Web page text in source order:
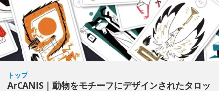
トップ
ArCANIS｜動物をモチーフにデザインされたタロッ